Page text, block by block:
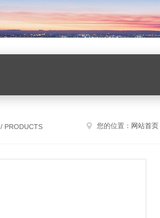
/ PRODUCTS 您的位置： 网站首页